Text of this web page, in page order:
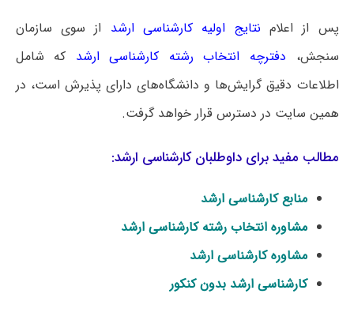
پس از اعلام نتایج اولیه کارشناسی ارشد از سوی سازمان
سنجش، دفترچه انتخاب رشته کارشناسی ارشد که شامل
اطلاعات دقیق گرایش‌ها و دانشگاه‌های دارای پذیرش است، در
همین سایت در دسترس قرار خواهد گرفت.
مطالب مفید برای داوطلبان کارشناسی ارشد:
منابع کارشناسی ارشد
مشاوره انتخاب رشته کارشناسی ارشد
مشاوره کارشناسی ارشد
کارشناسی ارشد بدون کنکور